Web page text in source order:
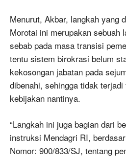
Menurut, Akbar, langkah yang
Morotai ini merupakan sebuah
sebab pada masa transisi
tentu sistem birokrasi belum
kekosongan jabatan pada
dibenahi, sehingga tidak
kebijakan nantinya.
“Langkah ini juga bagian dari
instruksi Mendagri RI,
Nomor: 900/833/SJ, tentang